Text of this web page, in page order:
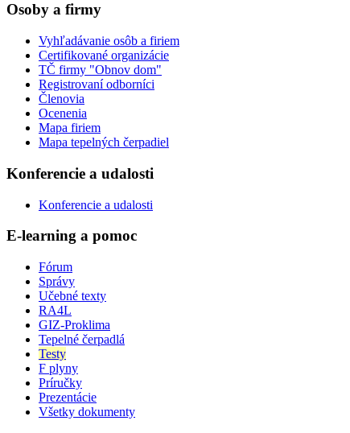
Osoby a firmy
Vyhľadávanie osôb a firiem
Certifikované organizácie
TČ firmy "Obnov dom"
Registrovaní odborníci
Členovia
Ocenenia
Mapa firiem
Mapa tepelných čerpadiel
Konferencie a udalosti
Konferencie a udalosti
E-learning a pomoc
Fórum
Správy
Učebné texty
RA4L
GIZ-Proklima
Tepelné čerpadlá
Testy
F plyny
Príručky
Prezentácie
Všetky dokumenty